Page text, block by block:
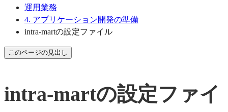
運用業務
4. アプリケーション開発の準備
intra-martの設定ファイル
このページの見出し
intra-martの設定ファイ